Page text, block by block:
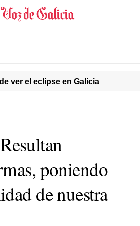
ver el eclipse en Galicia
poniendo
de nuestra